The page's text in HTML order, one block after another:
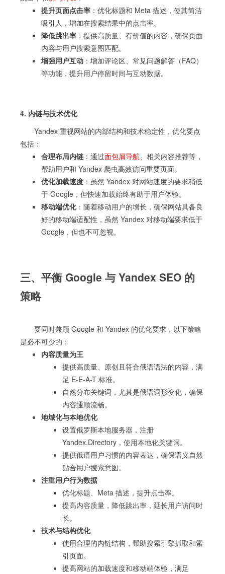
提升页面点击率 ：优化标题和 Meta 描述，使其简洁
吸引人，增加在搜索结果中的点击率。
降低跳出率 ：提供高质量、有价值的内容，确保页面
内容与用户搜索意图匹配。
增强用户互动 ：增加评论区、常见问题解答（FAQ）
等功能，提升用户停留时间与互动数据。
4. 内链与技术优化
Yandex 重视网站的内部结构和技术稳定性，优化要点
包括：
合理布局内链 ：通过面包屑导航、相关内容推荐等，
帮助用户和 Yandex 爬虫高效访问重要页面。
优化加载速度 ：虽然 Yandex 对网站速度的要求稍低
于 Google，但快速加载始终有助于用户体验。
移动端优化：随着移动用户的增长，确保网站具备良
好的移动端适配性，虽然 Yandex 对移动端要求低于
Google，但也不可忽视。
三、平衡 Google 与 Yandex SEO 的
策略
要同时兼顾 Google 和 Yandex 的优化要求，以下策略
是必不可少的：
内容质量为王
提供高质量、原创且符合俄语语法的内容，满
足 E-E-A-T 标准。
自然分布关键词，尤其是俄语词形变化，确保
内容通顺流畅。
地域化与本地优化
设置俄罗斯本地服务器，注册
Yandex.Directory，使用本地化关键词。
提供俄语用户习惯的内容表达，确保语义自然
贴合用户搜索意图。
注重用户行为数据
优化标题、Meta 描述，提升点击率。
提高内容质量，降低跳出率，延长用户访问时
长。
技术与结构优化
使用合理的内链结构，帮助搜索引擎抓取和索
引页面。
提高网站的加载速度和移动端体验，满足